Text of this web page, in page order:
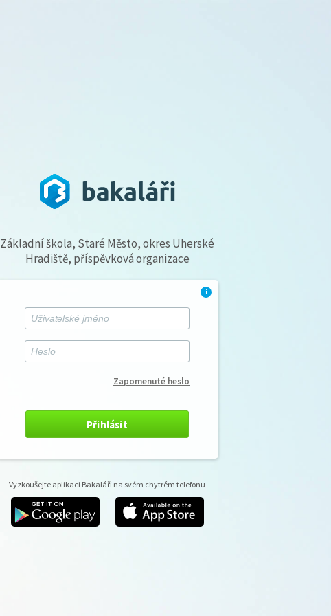
Základní škola, Staré Město, okres Uherské
Hradiště, příspěvková organizace
i
Zapomenuté heslo
Přihlásit
Vyzkoušejte aplikaci Bakaláři na svém chytrém telefonu